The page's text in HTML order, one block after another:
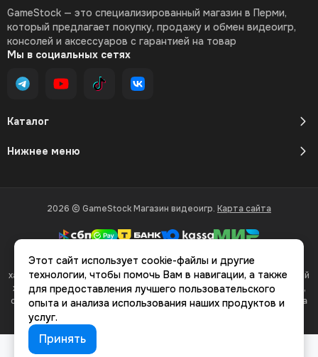
Каталог
Нижнее меню
GameStock — это специализированный магазин в Перми,
который предлагает покупку, продажу и обмен видеоигр,
консолей и аксессуаров с гарантией на товар
Мы в социальных сетях
2026 © GameStock Магазин видеоигр. Карта сайта
Вся представленная на сайте информация, касающаяся
характеристик, стоимости товаров и услуг, носит информационный
характер и ни при каких условиях не является публичной офертой,
определяемой положениями Статьи 437(2) Гражданского кодекса
Этот сайт использует cookie-файлы и другие
технологии, чтобы помочь Вам в навигации, а также
для предоставления лучшего пользовательского
опыта и анализа использования наших продуктов и
услуг.
Принять